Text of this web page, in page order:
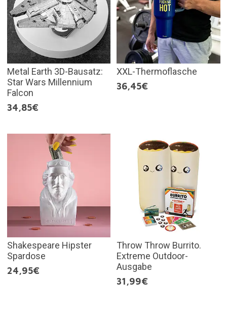
Metal Earth 3D-Bausatz:
Star Wars Millennium
Falcon
34,85€
XXL-Thermoflasche
36,45€
Shakespeare Hipster
Spardose
24,95€
Throw Throw Burrito.
Extreme Outdoor-
Ausgabe
31,99€